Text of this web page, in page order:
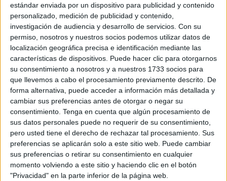
estándar enviada por un dispositivo para publicidad y contenido
personalizado, medición de publicidad y contenido,
investigación de audiencia y desarrollo de servicios. Con su
permiso, nosotros y nuestros socios podemos utilizar datos de
localización geográfica precisa e identificación mediante las
características de dispositivos. Puede hacer clic para otorgarnos
su consentimiento a nosotros y a nuestros 1733 socios para
que llevemos a cabo el procesamiento previamente descrito. De
forma alternativa, puede acceder a información más detallada y
cambiar sus preferencias antes de otorgar o negar su
consentimiento. Tenga en cuenta que algún procesamiento de
sus datos personales puede no requerir de su consentimiento,
pero usted tiene el derecho de rechazar tal procesamiento. Sus
preferencias se aplicarán solo a este sitio web. Puede cambiar
sus preferencias o retirar su consentimiento en cualquier
momento volviendo a este sitio y haciendo clic en el botón
"Privacidad" en la parte inferior de la página web.
ElConsejo de Gobierno ha aprobado este viernes
renovar elconvenioque anualmente vienen firmando el
Instituto Ceutí de Deportes (ICD) y laReal Federación de
Fútbolde Ceuta (RFFCE) para que la administración
contribuya a financiar los gastos en los que incurre la
segunda derivados del sostenimiento de susescuelas
deportivasy el mantenimiento de distintas instalaciones.
Este 2023 la RFFCE recibirá algo más de 1,6 millones,
unos 200.000 euros por encima de lo que percibió el año
pasado.
El portavoz del Ejecutivo local, Alberto Gaitán, ha
precisado que el objetivo de este acuerdo es “fomentar la